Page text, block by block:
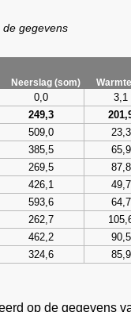
gegevens
Neerslag (som)
0,0 3,1
249,3
509,0 23,3
385,5 65,9
269,5 87,8
426,1 49,7
593,6 64,7
262,7
462,2 90,5
324,6 85,9
op de gegevens